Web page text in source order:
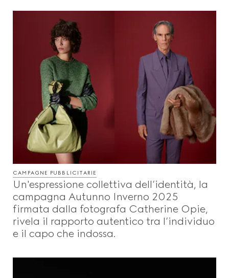
CAMPAGNE PUBBLICITARIE
Un'espressione collettiva dell’identità, la
campagna Autunno Inverno 2025
firmata dalla fotografa Catherine Opie,
rivela il rapporto autentico tra l’individuo
e il capo che indossa.